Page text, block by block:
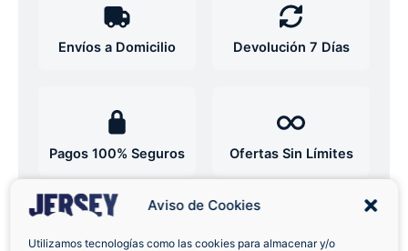
Aviso de Cookies
Utilizamos tecnologías como las cookies para almacenar y/o
Envíos a Domicilio Devolución 7 Días
Pagos 100% Seguros Ofertas Sin Límites
verificadas